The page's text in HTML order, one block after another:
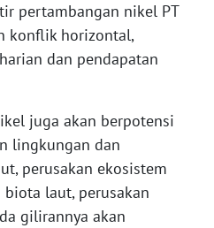
pertambangan nikel PT
konflik horizontal,
dan pendapatan
juga akan berpotensi
lingkungan dan
perusakan ekosistem
laut, perusakan
gilirannya akan